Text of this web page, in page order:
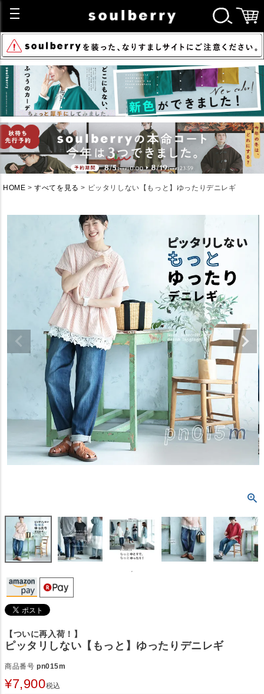
HOME すべてを見る ピッタリしない【もっと】ゆったりデニレギ
【ついに再入荷！】
ピッタリしない【もっと】ゆったりデニレギ
商品番号 pn015m
¥7,900税込